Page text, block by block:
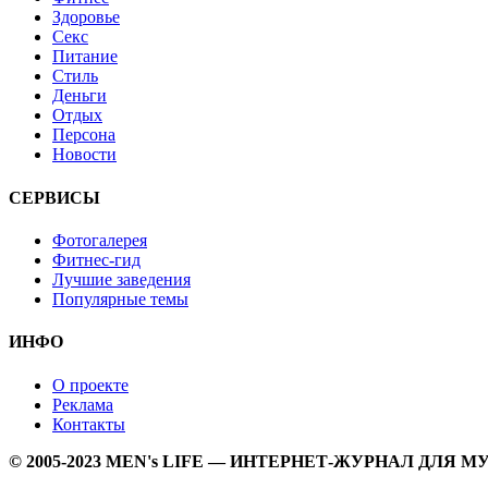
Здоровье
Секс
Питание
Стиль
Деньги
Отдых
Персона
Новости
СЕРВИСЫ
Фотогалерея
Фитнес-гид
Лучшие заведения
Популярные темы
ИНФО
О проекте
Реклама
Контакты
© 2005-2023 MEN's LIFE — ИНТЕРНЕТ-ЖУРНАЛ ДЛЯ